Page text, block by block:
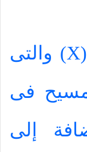
X) والتى
فى
إلى